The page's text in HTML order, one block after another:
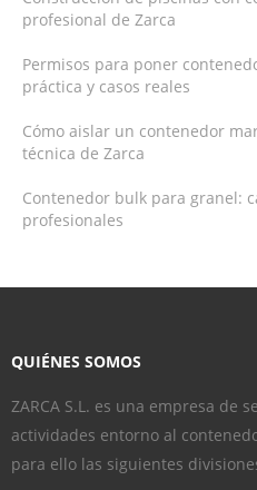
profesional de Zarca
Permisos para poner
práctica y casos reales
Cómo aislar un contenedor
técnica de Zarca
Contenedor bulk para granel:
profesionales
QUIÉNES SOMOS
ZARCA S.L. es una empresa de
actividades entorno al
para ello las siguientes